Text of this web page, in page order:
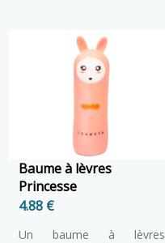
Baume à lèvres
Princesse
4.88 €
Un baume à lèvres